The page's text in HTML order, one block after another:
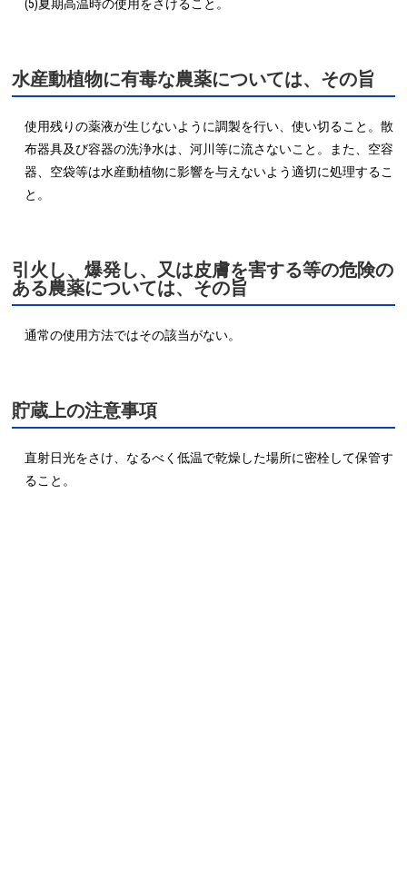
(5)夏期高温時の使用をさけること。
水産動植物に有毒な農薬については、その旨
使用残りの薬液が生じないように調製を行い、使い切ること。散
布器具及び容器の洗浄水は、河川等に流さないこと。また、空容
器、空袋等は水産動植物に影響を与えないよう適切に処理するこ
と。
引火し、爆発し、又は皮膚を害する等の危険の
ある農薬については、その旨
通常の使用方法ではその該当がない。
貯蔵上の注意事項
直射日光をさけ、なるべく低温で乾燥した場所に密栓して保管す
ること。